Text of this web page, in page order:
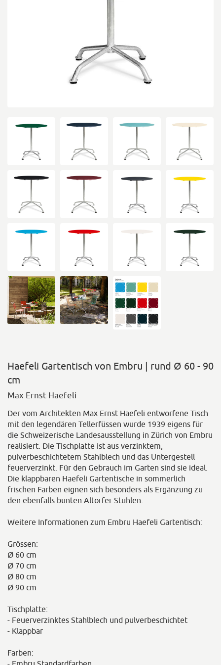
Haefeli Gartentisch von Embru | rund Ø 60 - 90
cm
Max Ernst Haefeli
Der vom Architekten Max Ernst Haefeli entworfene Tisch
mit den legendären Tellerfüssen wurde 1939 eigens für
die Schweizerische Landesausstellung in Zürich von Embru
realisiert. Die Tischplatte ist aus verzinktem,
pulverbeschichtetem Stahlblech und das Untergestell
feuerverzinkt. Für den Gebrauch im Garten sind sie ideal.
Die klappbaren Haefeli Gartentische in sommerlich
frischen Farben eignen sich besonders als Ergänzung zu
den ebenfalls bunten Altorfer Stühlen.
Weitere Informationen zum Embru Haefeli Gartentisch:
Grössen:
Ø 60 cm
Ø 70 cm
Ø 80 cm
Ø 90 cm
Tischplatte:
- Feuerverzinktes Stahlblech und pulverbeschichtet
- Klappbar
Farben: